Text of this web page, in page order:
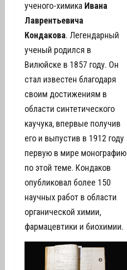
ученого-химика Ивана
Лаврентьевича
Кондакова. Легендарный
ученый родился в
Вилюйске в 1857 году. Он
стал известен благодаря
своим достижениям в
области синтетического
каучука, впервые получив
его и выпустив в 1912 году
первую в мире монографию
по этой теме. Кондаков
опубликовал более 150
научных работ в области
органической химии,
фармацевтики и биохимии.